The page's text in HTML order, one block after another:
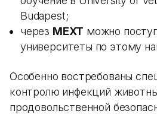
Budapest;
через MEXT можно
университеты по этому
Особенно востребованы
контролю инфекций
продовольственной